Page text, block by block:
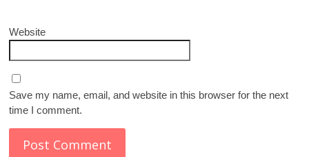
Website
Save my name, email, and website in this browser for the next
time I comment.